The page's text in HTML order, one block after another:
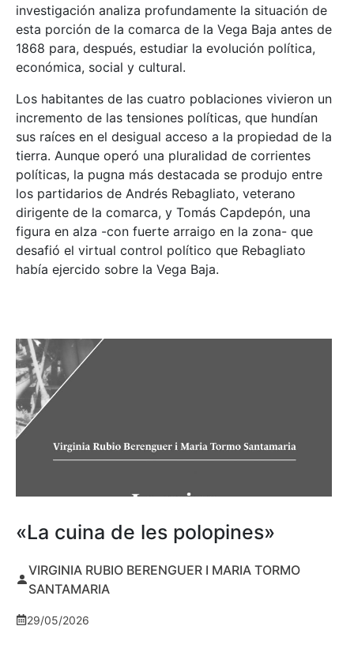
investigación analiza profundamente la situación de
esta porción de la comarca de la Vega Baja antes de
1868 para, después, estudiar la evolución política,
económica, social y cultural.
Los habitantes de las cuatro poblaciones vivieron un
incremento de las tensiones políticas, que hundían
sus raíces en el desigual acceso a la propiedad de la
tierra. Aunque operó una pluralidad de corrientes
políticas, la pugna más destacada se produjo entre
los partidarios de Andrés Rebagliato, veterano
dirigente de la comarca, y Tomás Capdepón, una
figura en alza -con fuerte arraigo en la zona- que
desafió el virtual control político que Rebagliato
había ejercido sobre la Vega Baja.
«La cuina de les polopines»
VIRGINIA RUBIO BERENGUER I MARIA TORMO
SANTAMARIA
29/05/2026